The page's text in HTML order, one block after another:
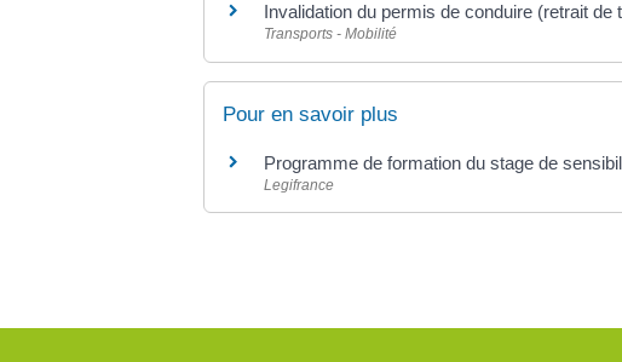
Invalidation du permis de conduire (retrait de
Transports - Mobilité
Pour en savoir plus
Programme de formation du stage de
Legifrance